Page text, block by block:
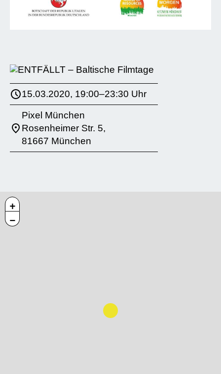
15.03.2020, 19:00–23:30 Uhr
Pixel München
Rosenheimer Str. 5,
81667 München
+
−